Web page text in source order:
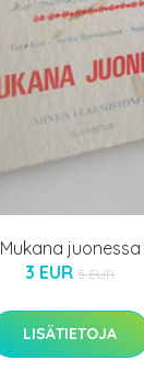
Mukana juonessa
3 EUR 5 EUR
LISÄTIETOJA